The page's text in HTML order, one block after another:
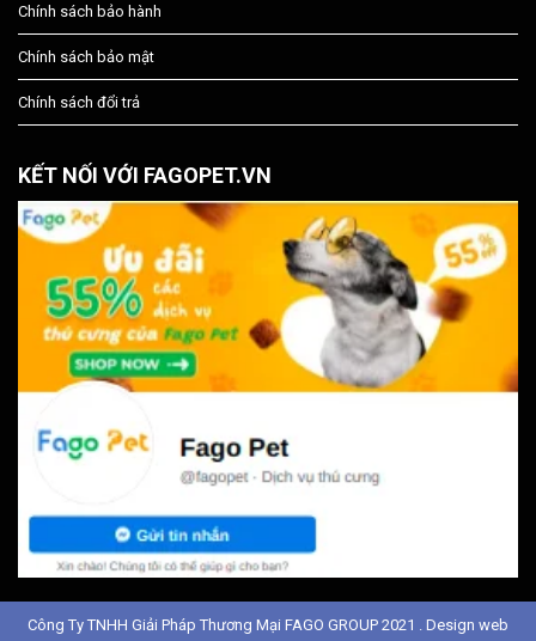
Chính sách bảo hành
Chính sách bảo mật
Chính sách đổi trả
KẾT NỐI VỚI FAGOPET.VN
Công Ty TNHH Giải Pháp Thương Mại FAGO GROUP 2021 . Design web